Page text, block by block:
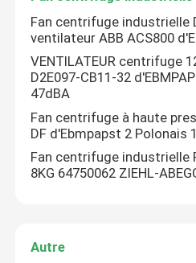
Fan centrifuge industrielle
ventilateur ABB ACS800
VENTILATEUR centrifuge
D2E097-CB11-32
47dBA
Fan centrifuge à haute
DF d'Ebmpapst 2 Polonais
Fan centrifuge industrielle
8KG 64750062 ZIEHL-
Autre